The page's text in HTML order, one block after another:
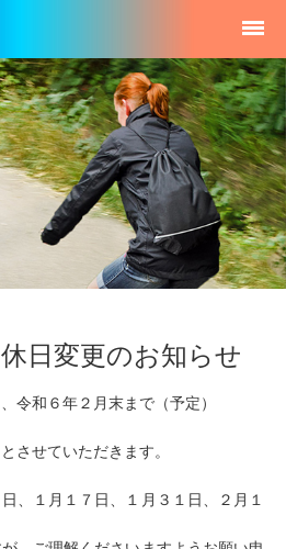
日変更のお知らせ
令和６年２月末まで（予定）
させていただきます。
、１月１７日、１月３１日、２月１